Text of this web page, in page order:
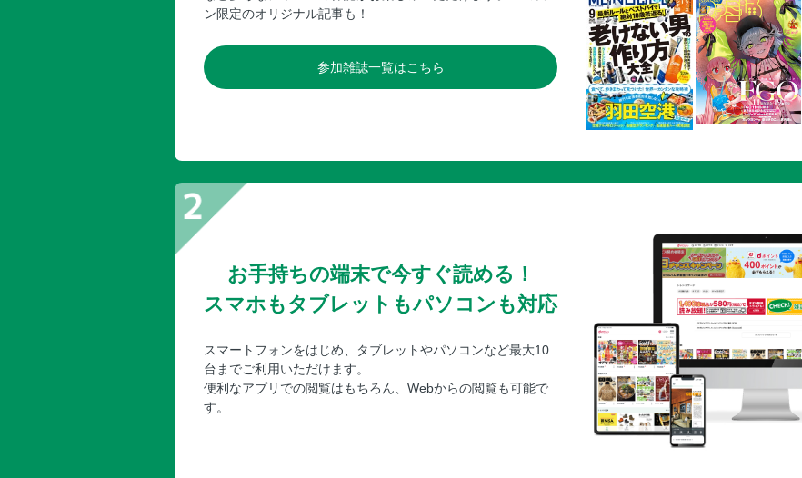
ン限定のオリジナル記事も！
参加雑誌一覧はこちら
お手持ちの端末で今すぐ読める！
スマホもタブレットもパソコンも対応
スマートフォンをはじめ、タブレットやパソコンなど最大10
台までご利用いただけます。
便利なアプリでの閲覧はもちろん、Webからの閲覧も可能で
す。